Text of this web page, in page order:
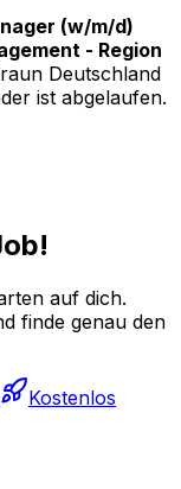
(w/m/d)
- Region
Deutschland
ist abgelaufen.
auf dich.
finde genau den
Kostenlos